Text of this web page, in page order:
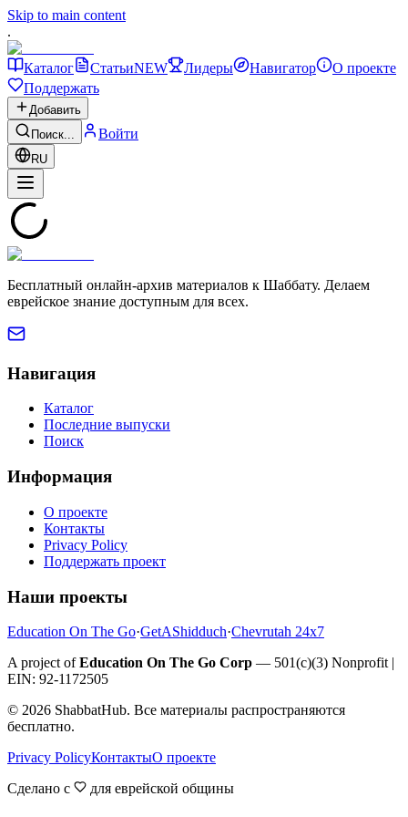
Skip to main content
.
Каталог СтатьиNEW Лидеры Навигатор
О проекте
Поддержать
Добавить
Поиск...
Войти
RU
Бесплатный онлайн-архив материалов к Шаббату. Делаем
еврейское знание доступным для всех.
Навигация
Каталог
Последние выпуски
Поиск
Информация
О проекте
Контакты
Privacy Policy
Поддержать проект
Наши проекты
Education On The Go·GetAShidduch·Chevrutah 24x7
A project ofEducation On The Go Corp — 501(c)(3) Nonprofit |
EIN: 92-1172505
© 2026 ShabbatHub. Все материалы распространяются
бесплатно.
Privacy PolicyКонтактыО проекте
Сделано с
для еврейской общины